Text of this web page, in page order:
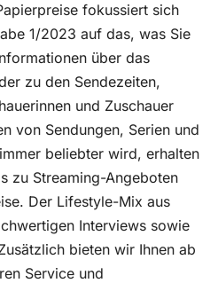
fokussiert sich
1/2023 auf das, was Sie
über das
zu den Sendezeiten,
und Zuschauer
von Sendungen, Serien und
beliebter wird, erhalten
zu Streaming-Angeboten
Der Lifestyle-Mix aus
Interviews sowie
bieten wir Ihnen ab
Service und